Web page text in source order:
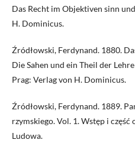
Das Recht im Objektiven sinn
H. Dominicus.
Źródłowski, Ferdynand. 1880.
Die Sahen und ein Theil der
Prag: Verlag von H. Dominicus.
Źródłowski, Ferdynand. 1889.
rzymskiego. Vol. 1. Wstęp i
Ludowa.